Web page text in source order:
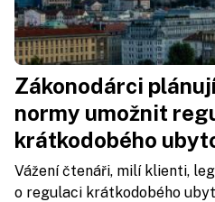
Zákonodárci
normy umožnit
krátkodobého
Vážení čtenáři, milí klienti,
o regulaci krátkodobého